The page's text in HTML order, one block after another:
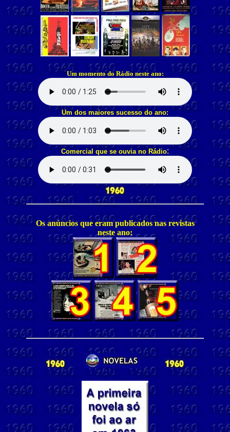
Um momento do Rádio neste ano:
Um dos maiores sucesso do ano:
Comercial que se ouvia no Rádio:
Os anúncios que eram publicados nas revistas
neste ano: